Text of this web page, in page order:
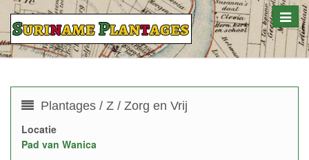
Toggle
Plantages / Z / Zorg en Vrij
Locatie
Pad van Wanica